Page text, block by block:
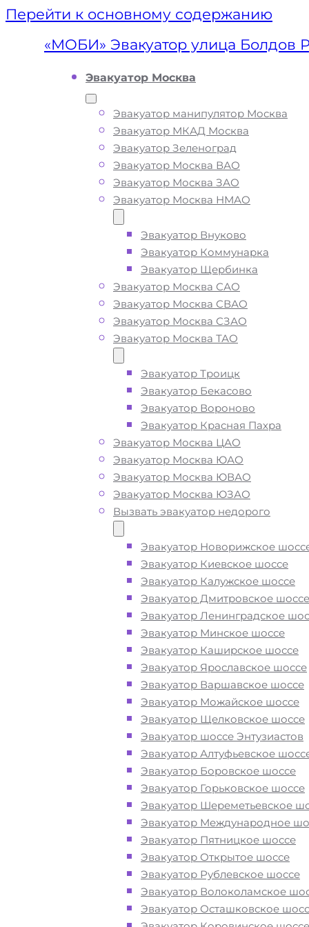
Перейти к основному содержанию
«МОБИ» Эвакуатор улица Болдов
Эвакуатор Москва
Эвакуатор манипулятор Москва
Эвакуатор МКАД Москва
Эвакуатор Зеленоград
Эвакуатор Москва ВАО
Эвакуатор Москва ЗАО
Эвакуатор Москва НМАО
Эвакуатор Внуково
Эвакуатор Коммунарка
Эвакуатор Щербинка
Эвакуатор Москва САО
Эвакуатор Москва СВАО
Эвакуатор Москва СЗАО
Эвакуатор Москва ТАО
Эвакуатор Троицк
Эвакуатор Бекасово
Эвакуатор Вороново
Эвакуатор Красная Пахра
Эвакуатор Москва ЦАО
Эвакуатор Москва ЮАО
Эвакуатор Москва ЮВАО
Эвакуатор Москва ЮЗАО
Вызвать эвакуатор недорого
Эвакуатор Новорижское
Эвакуатор Киевское шоссе
Эвакуатор Калужское шоссе
Эвакуатор Дмитровское шоссе
Эвакуатор Ленинградское
Эвакуатор Минское шоссе
Эвакуатор Каширское шоссе
Эвакуатор Ярославское шоссе
Эвакуатор Варшавское шоссе
Эвакуатор Можайское шоссе
Эвакуатор Щелковское шоссе
Эвакуатор шоссе Энтузиастов
Эвакуатор Алтуфьевское
Эвакуатор Боровское шоссе
Эвакуатор Горьковское шоссе
Эвакуатор Шереметьевское
Эвакуатор Международное
Эвакуатор Пятницкое шоссе
Эвакуатор Открытое шоссе
Эвакуатор Рублевское шоссе
Эвакуатор Волоколамское
Эвакуатор Осташковское
Эвакуатор
Болдов Ручей
Зеленоград
Вызвать эвакуатор на
улице Болдов Ручей
недорого
Эвакуатор улица Болдов Ручей
Зеленоград дешево -приедем
при срочном вызове, подача
ближайшего эвакуатора на улице
Ручей производитсяза 15 минут
Погрузим бережно- в наличии
оборудование для эвакуации и
перевозки автомобиля с улицы
Ручей при поломке или после ДТП
Перевезём аккуратно- за рулем
автоэвакуаторов только водители
профессионалы
Цена известна при заказе услуги
на улице Болдов Ручей
недорого" - доступная стоимость
без скрытых наценок
Круглосуточная поддержка-
службы эвакуации с улицы Болдов
осуществляется 24 часа в сутки